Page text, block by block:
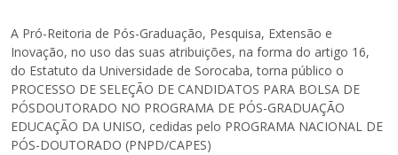
A Pró-Reitoria de Pós-Graduação, Pesquisa, Extensão e
Inovação, no uso das suas atribuições, na forma do artigo 16,
do Estatuto da Universidade de Sorocaba, torna público o
PROCESSO DE SELEÇÃO DE CANDIDATOS PARA BOLSA DE
PÓSDOUTORADO NO PROGRAMA DE PÓS-GRADUAÇÃO
EDUCAÇÃO DA UNISO, cedidas pelo PROGRAMA NACIONAL DE
PÓS-DOUTORADO (PNPD/CAPES)